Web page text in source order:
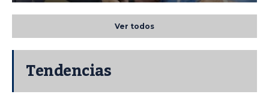
Ver todos
Tendencias